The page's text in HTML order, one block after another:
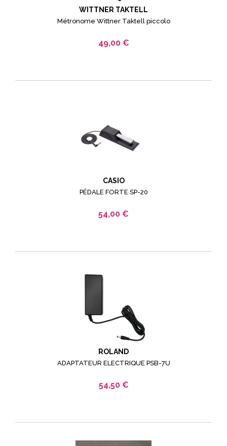
WITTNER TAKTELL
Métronome Wittner Taktell piccolo
49,00 €
CASIO
PÉDALE FORTE SP-20
54,00 €
ROLAND
ADAPTATEUR ELECTRIQUE PSB-7U
54,50 €